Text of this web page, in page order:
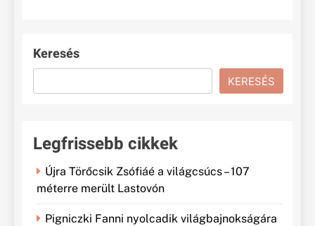
Keresés
KERESÉS
Legfrissebb cikkek
Újra Törőcsik Zsófiáé a világcsúcs – 107
méterre merült Lastovón
Pigniczki Fanni nyolcadik világbajnokságára